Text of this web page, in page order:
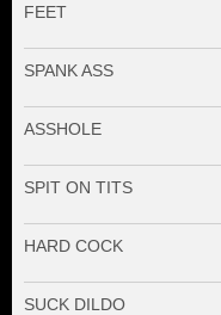
FEET
SPANK ASS
ASSHOLE
SPIT ON TITS
HARD COCK
SUCK DILDO